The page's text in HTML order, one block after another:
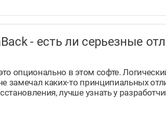
- есть ли серьезные
опционально в этом софте.
замечал каких-то принципиальных
лучше узнать у